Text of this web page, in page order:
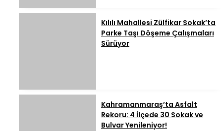
Kılılı Mahallesi Zülfikar Sokak’ta
Parke Taşı Döşeme Çalışmaları
Sürüyor
Kahramanmaraş’ta Asfalt
Rekoru: 4 İlçede 30 Sokak ve
Bulvar Yenileniyor!